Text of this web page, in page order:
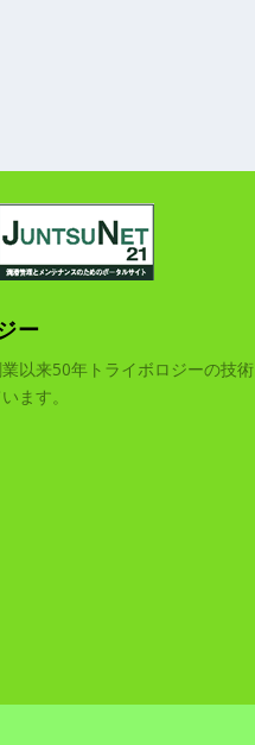
ー
以来50年トライボロジーの技術
ます。